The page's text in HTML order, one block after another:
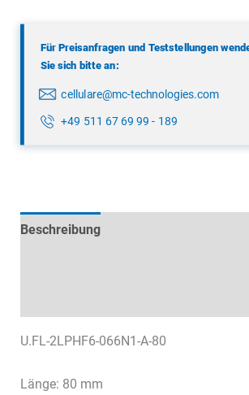
Für Preisanfragen und Teststellungen
Sie sich bitte an:
cellulare@mc-technologies.com
+49 511 67 69 99 - 189
Beschreibung
U.FL-2LPHF6-066N1-A-80
Länge: 80 mm